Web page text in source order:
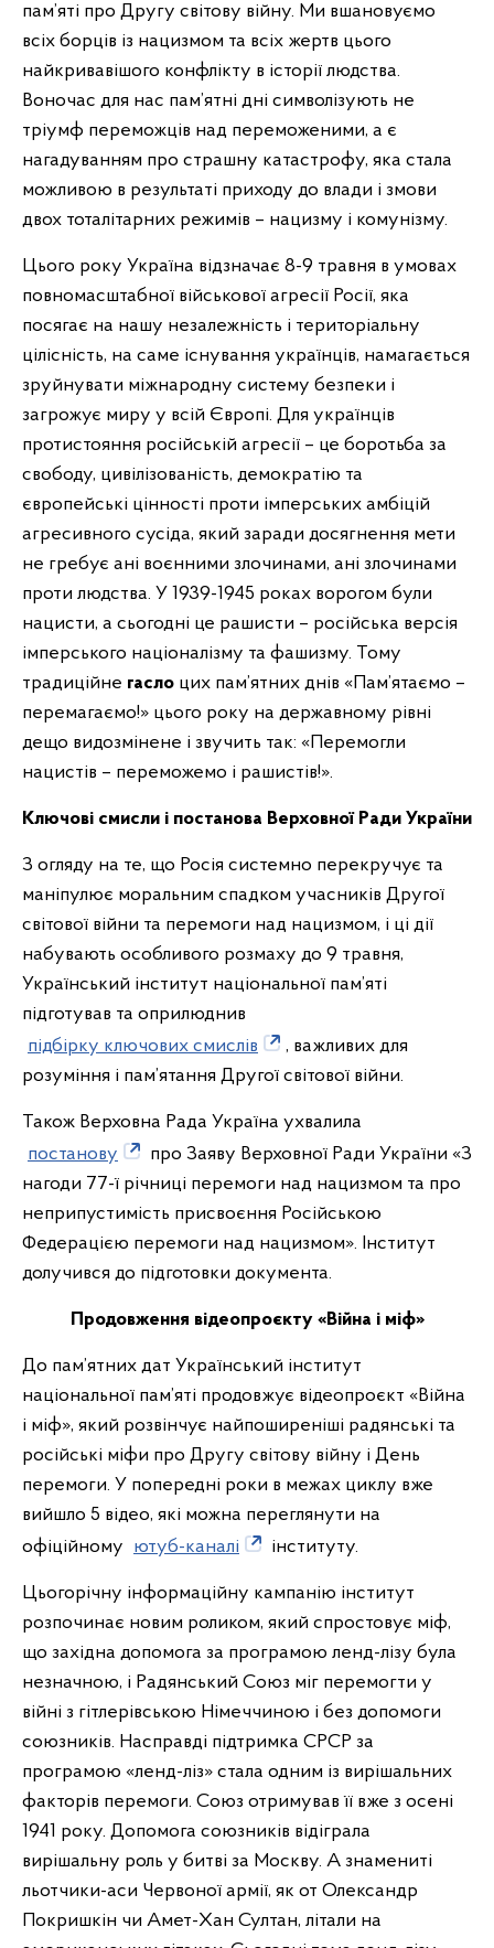
пам’яті про Другу світову війну. Ми вшановуємо
всіх борців із нацизмом та всіх жертв цього
найкривавішого конфлікту в історії людства.
Воночас для нас пам’ятні дні символізують не
тріумф переможців над переможеними, а є
нагадуванням про страшну катастрофу, яка стала
можливою в результаті приходу до влади і змови
двох тоталітарних режимів – нацизму і комунізму.
Цього року Україна відзначає 8-9 травня в умовах
повномасштабної військової агресії Росії, яка
посягає на нашу незалежність і територіальну
цілісність, на саме існування українців, намагається
зруйнувати міжнародну систему безпеки і
загрожує миру у всій Європі. Для українців
протистояння російській агресії – це боротьба за
свободу, цивілізованість, демократію та
європейські цінності проти імперських амбіцій
агресивного сусіда, який заради досягнення мети
не гребує ані воєнними злочинами, ані злочинами
проти людства. У 1939-1945 роках ворогом були
нацисти, а сьогодні це рашисти – російська версія
імперського націоналізму та фашизму. Тому
традиційне гасло цих пам’ятних днів «Пам’ятаємо –
перемагаємо!» цього року на державному рівні
дещо видозмінене і звучить так: «Перемогли
нацистів – переможемо і рашистів!».
Ключові смисли і постанова Верховної Ради України
З огляду на те, що Росія системно перекручує та
маніпулює моральним спадком учасників Другої
світової війни та перемоги над нацизмом, і ці дії
набувають особливого розмаху до 9 травня,
Український інститут національної пам’яті
підготував та оприлюднив
підбірку ключових смислів
, важливих для
розуміння і пам’ятання Другої світової війни.
Також Верховна Рада Україна ухвалила
постанову
про Заяву Верховної Ради України «З
нагоди 77-ї річниці перемоги над нацизмом та про
неприпустимість присвоєння Російською
Федерацією перемоги над нацизмом». Інститут
долучився до підготовки документа.
Продовження відеопроєкту «Війна і міф»
До пам’ятних дат Український інститут
національної пам’яті продовжує відеопроєкт «Війна
і міф», який розвінчує найпоширеніші радянські та
російські міфи про Другу світову війну і День
перемоги. У попередні роки в межах циклу вже
вийшло 5 відео, які можна переглянути на
офіційному ютуб-каналі інституту.
Цьогорічну інформаційну кампанію інститут
розпочинає новим роликом, який спростовує міф,
що західна допомога за програмою ленд-лізу була
незначною, і Радянський Союз міг перемогти у
війні з гітлерівською Німеччиною і без допомоги
союзників. Насправді підтримка СРСР за
програмою «ленд-ліз» стала одним із вирішальних
факторів перемоги. Союз отримував її вже з осені
1941 року. Допомога союзників відіграла
вирішальну роль у битві за Москву. А знамениті
льотчики-аси Червоної армії, як от Олександр
Покришкін чи Амет-Хан Султан, літали на